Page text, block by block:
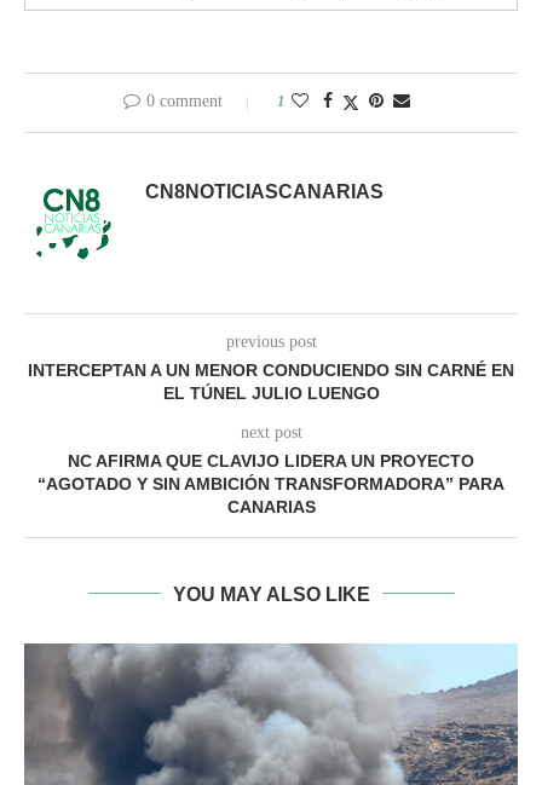
0 comment 1
CN8NOTICIASCANARIAS
previous post
INTERCEPTAN A UN MENOR CONDUCIENDO SIN CARNÉ EN
EL TÚNEL JULIO LUENGO
next post
NC AFIRMA QUE CLAVIJO LIDERA UN PROYECTO
“AGOTADO Y SIN AMBICIÓN TRANSFORMADORA” PARA
CANARIAS
YOU MAY ALSO LIKE